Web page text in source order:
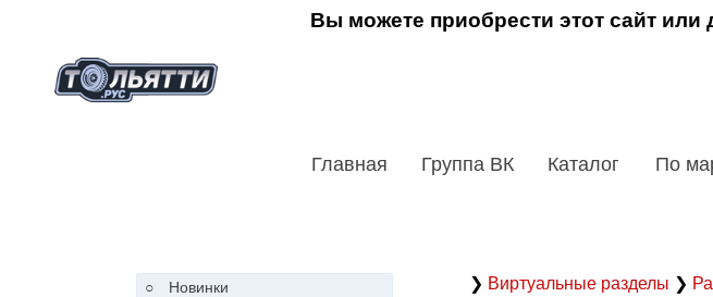
Вы можете приобрести этот сайт
Главная Группа ВК Каталог По
○
Новинки
❯ Виртуальные разделы ❯